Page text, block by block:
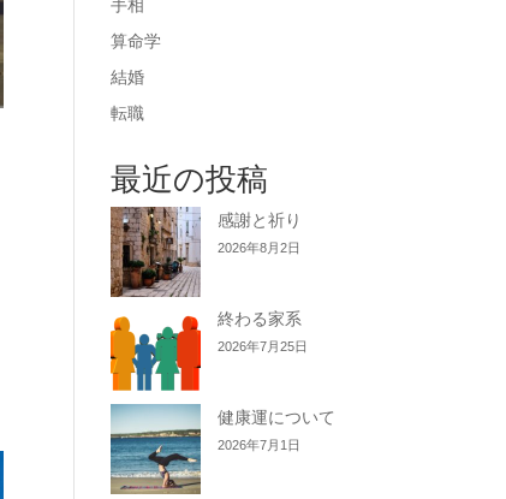
手相
算命学
結婚
転職
最近の投稿
感謝と祈り
2026年8月2日
終わる家系
2026年7月25日
健康運について
2026年7月1日